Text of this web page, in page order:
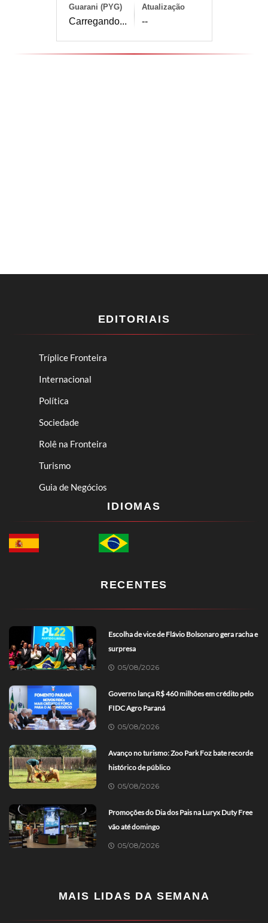
Guarani (PYG)
Carregando...
Atualização
--
EDITORIAIS
Tríplice Fronteira
Internacional
Política
Sociedade
Rolê na Fronteira
Turismo
Guia de Negócios
IDIOMAS
RECENTES
Escolha de vice de Flávio Bolsonaro gera racha e
surpresa
05/08/2026
Governo lança R$ 460 milhões em crédito pelo
FIDC Agro Paraná
05/08/2026
Avanço no turismo: Zoo Park Foz bate recorde
histórico de público
05/08/2026
Promoções do Dia dos Pais na Luryx Duty Free
vão até domingo
05/08/2026
MAIS LIDAS DA SEMANA